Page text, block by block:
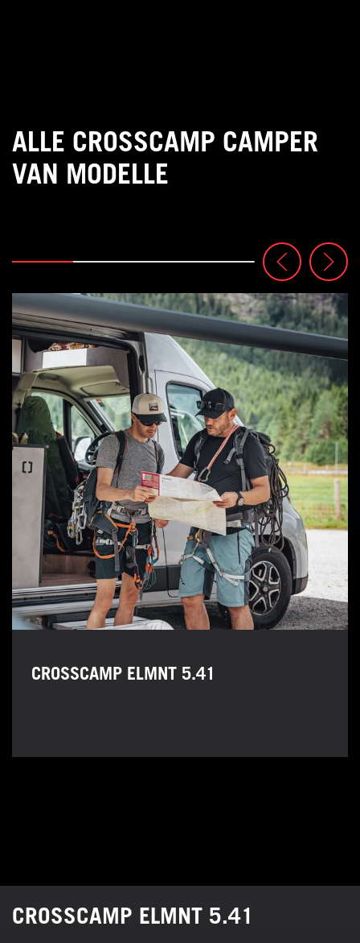
Highlights
Highlights
Highlights
ALLE CROSSCAMP CAMPER
VAN MODELLE
CROSSCAMP ELMNT 5.41
CROSSCAMP ELMNT 5.41